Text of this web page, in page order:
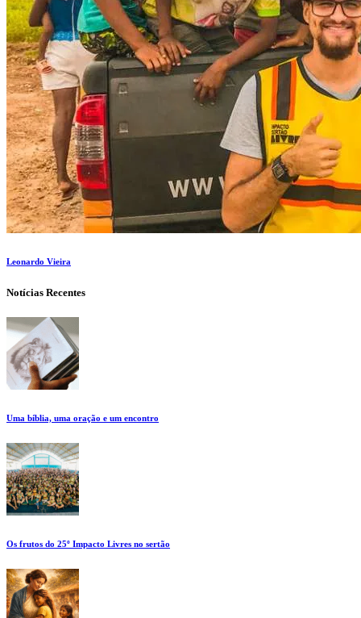
Leonardo Vieira
Notícias Recentes
Uma bíblia, uma oração e um encontro
Os frutos do 25º Impacto Livres no sertão